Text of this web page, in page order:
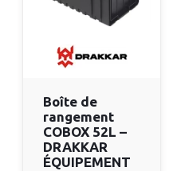
Boîte de
rangement
COBOX 52L –
DRAKKAR
ÉQUIPEMENT